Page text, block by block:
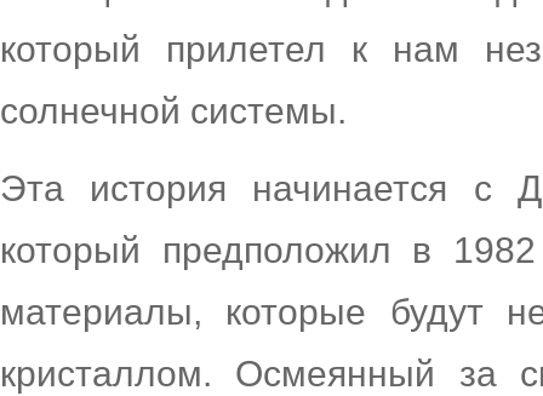
который прилетел к нам
солнечной системы.
Эта история начинается с
который предположил в
материалы, которые будут
кристаллом. Осмеянный за